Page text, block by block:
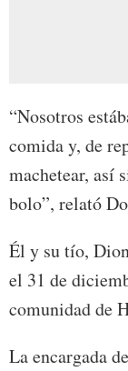
“Nosotros
comida y, de
machetear, así
bolo”, relató
Él y su tío,
el 31 de
comunidad de
La encargada